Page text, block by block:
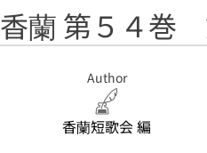
香蘭 第５４
Author
香蘭短歌会 編